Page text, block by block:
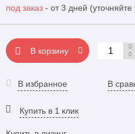
под заказ - от 3 дней
В корзину
В избранное В
Купить в 1 клик